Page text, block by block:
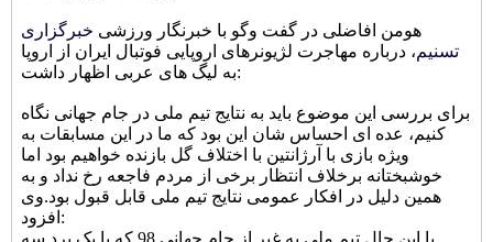
هومن افاضلی در گفت وگو با خبرنگار ورزشی خبرگزاری
تسنیم، درباره مهاجرت لژیونرهای اروپایی فوتبال ایران از اروپا
به لیگ های عربی اظهار داشت:
برای بررسی این موضوع باید به نتایج تیم ملی در جام جهانی نگاه
کنیم، عده ای احساس شان این بود که ما در این مسابقات به
ویژه بازی با آرژانتین با اختلاف گل بازنده خواهیم بود اما
خوشبختانه برخلاف انتظار برخی از مردم فاجعه رخ نداد و به
همین دلیل در افکار عمومی نتایج تیم ملی قابل قبول بود.وی
افزود:
با این حال تیم ملی به غیر از جام جهانی 98 که با یک برد سه